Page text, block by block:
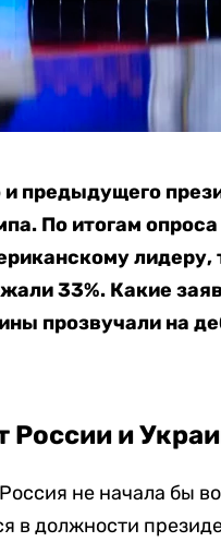
предыдущего
По итогам опроса
лидеру,
33%. Какие
прозвучали на
России и
не начала бы
в должности